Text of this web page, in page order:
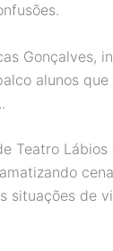
Gonçalves,
alunos
Teatro Lábios
situações de